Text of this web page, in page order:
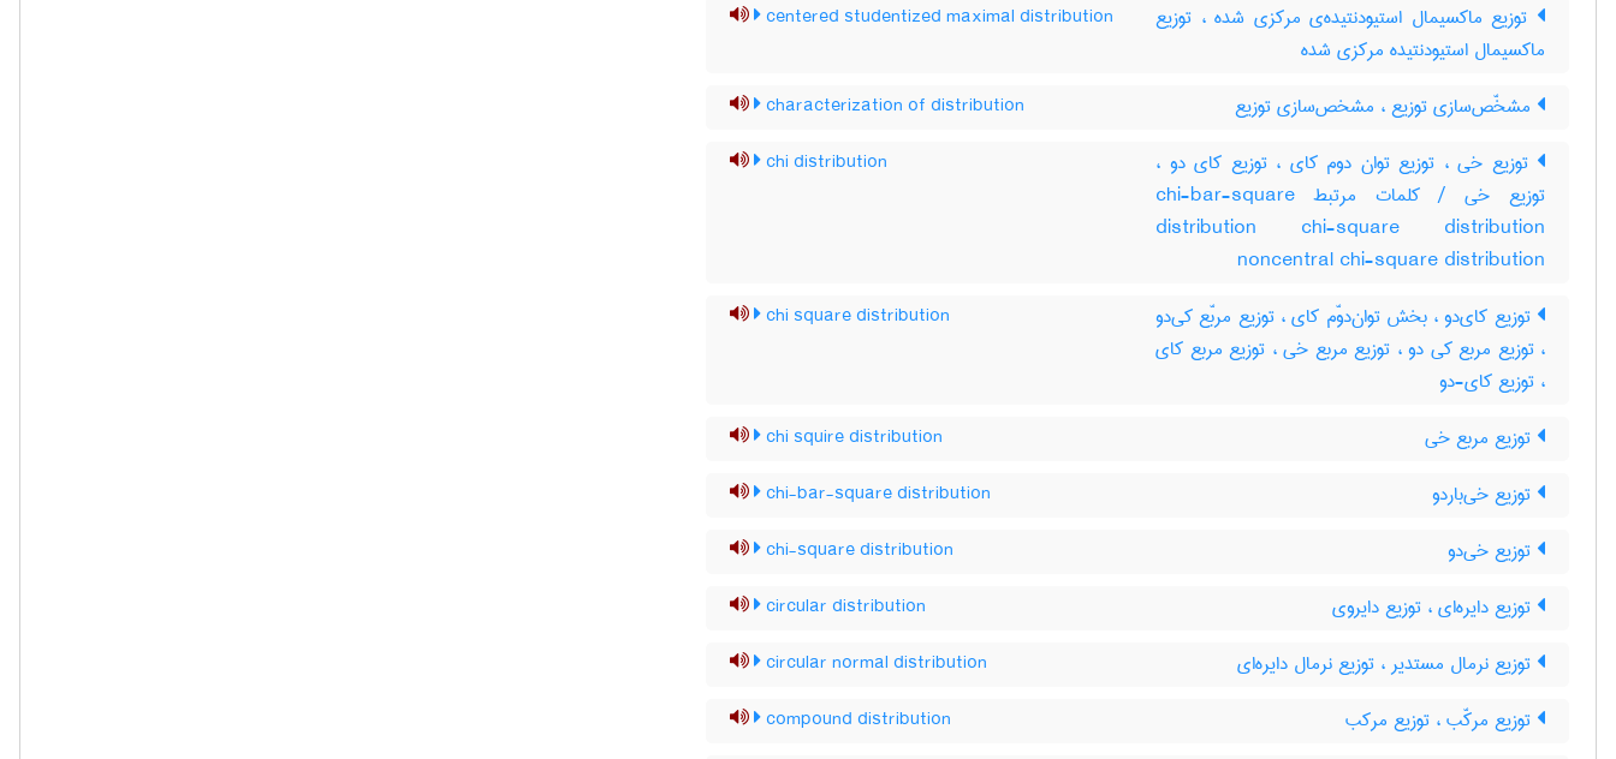
توزیع ماکسیمال استیودنتیده‌ی مرکزی شده ، توزیع
ماکسیمال استیودنتیده مرکزی شده
centered studentized maximal distribution
مشخّص‌سازی توزیع ، مشخص‌سازی توزیع characterization of distribution
توزیع خی ، توزیع توان دوم کای ، توزیع کای دو ،
توزیع خی / کلمات مرتبط chi-bar-square
distribution chi-square distribution
noncentral chi-square distribution
chi distribution
توزیع کای‌دو ، بخش توان‌دوّم کای ، توزیع مربّع کی‌دو
، توزیع مربع کی دو ، توزیع مربع خی ، توزیع مربع کای
، توزیع کای-دو
chi square distribution
توزیع مربع خی chi squire distribution
توزیع خی‌باردو chi-bar-square distribution
توزیع خی‌دو chi-square distribution
توزیع دایره‌ای ، توزیع دایروی circular distribution
توزیع نرمال مستدیر ، توزیع نرمال دایره‌ای circular normal distribution
توزیع مرکّب ، توزیع مرکب compound distribution